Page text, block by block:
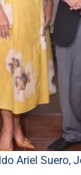
Ariel Suero,